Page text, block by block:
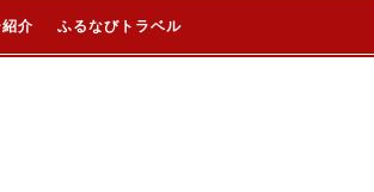
介 ふるなびトラベル